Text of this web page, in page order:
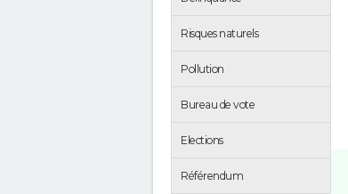
Risques naturels
Pollution
Bureau de vote
Elections
Référendum